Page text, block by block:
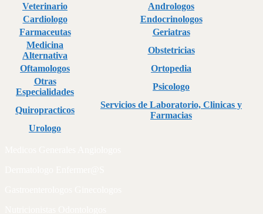
Veterinario
Andrologos
Cardiologo
Endocrinologos
Farmaceutas
Geriatras
Medicina
Alternativa
Obstetricias
Oftamologos
Ortopedia
Otras
Especialidades
Psicologo
Quiropracticos
Servicios de Laboratorio, Clinicas y
Farmacias
Urologo